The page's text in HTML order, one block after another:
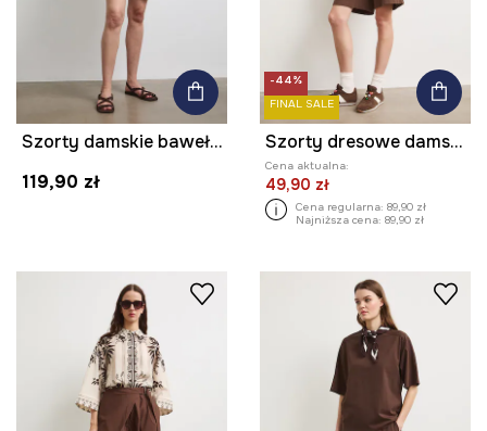
Szorty damskie bawełniane z elastanem
119,90 zł
-44%
FINAL SALE
Szorty dresowe damskie bawełniane
Cena aktualna:
49,90 zł
Cena regularna: 89,90 zł
Najniższa cena: 89,90 zł